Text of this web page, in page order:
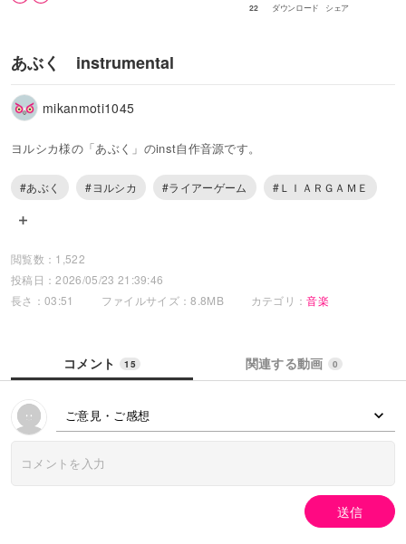
22 ダウンロード シェア
あぶく instrumental
mikanmoti1045
ヨルシカ様の「あぶく」のinst自作音源です。
#あぶく #ヨルシカ #ライアーゲーム #ＬＩＡＲＧＡＭＥ
閲覧数：1,522
投稿日：2026/05/23 21:39:46
長さ：03:51
ファイルサイズ：8.8MB カテゴリ：音楽
コメント 15 関連する動画 0
ご意見・ご感想
送信